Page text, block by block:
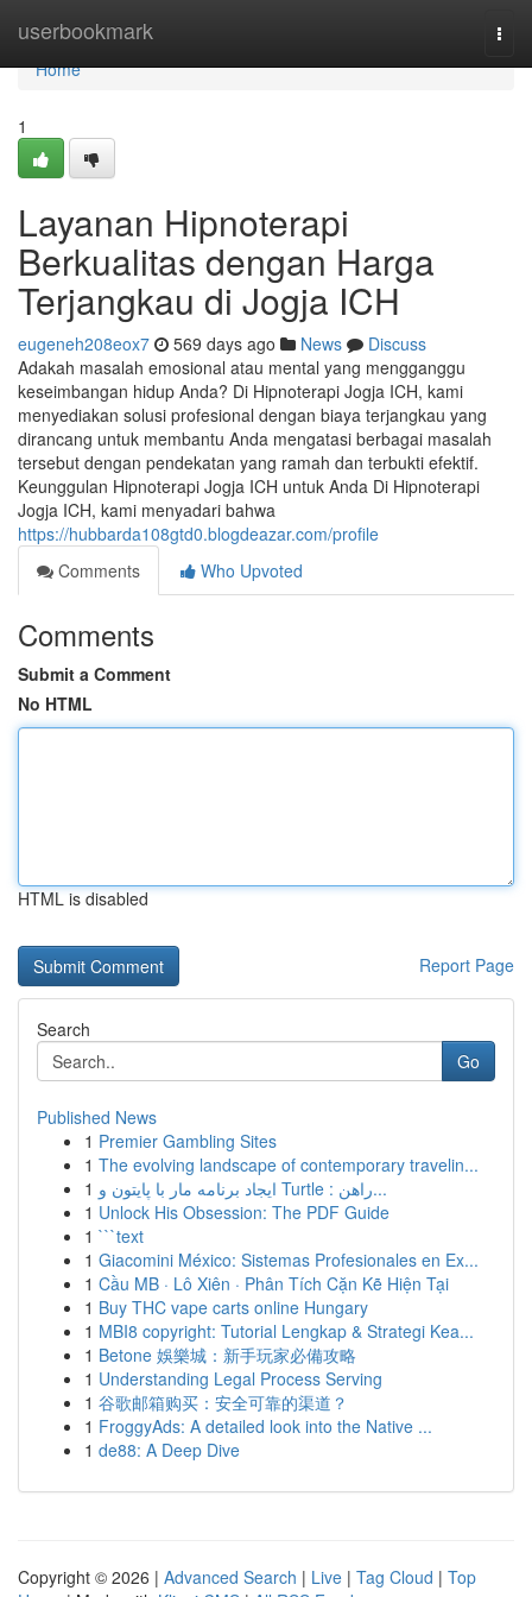
userbookmark
Home
Home
1
Layanan Hipnoterapi
Berkualitas dengan Harga
Terjangkau di Jogja ICH
eugeneh208eox7 569 days ago News
Discuss
Adakah masalah emosional atau mental yang mengganggu
keseimbangan hidup Anda? Di Hipnoterapi Jogja ICH, kami
menyediakan solusi profesional dengan biaya terjangkau yang
dirancang untuk membantu Anda mengatasi berbagai masalah
tersebut dengan pendekatan yang ramah dan terbukti efektif.
Keunggulan Hipnoterapi Jogja ICH untuk Anda Di Hipnoterapi
Jogja ICH, kami menyadari bahwa
https://hubbarda108gtd0.blogdeazar.com/profile
Comments
Who Upvoted
Comments
Submit a Comment
No HTML
HTML is disabled
Report Page
Search
Go
Published News
1 Premier Gambling Sites
1 The evolving landscape of contemporary travelin...
1
ایجاد برنامه مار با پایتون و Turtle : راهن...
1 Unlock His Obsession: The PDF Guide
1 ```text
1 Giacomini México: Sistemas Profesionales en Ex...
1 Cầu MB · Lô Xiên · Phân Tích Cặn Kẽ Hiện Tại
1 Buy THC vape carts online Hungary
1 MBI8 copyright: Tutorial Lengkap & Strategi Kea...
1 Betone 娛樂城：新手玩家必備攻略
1 Understanding Legal Process Serving
1 谷歌邮箱购买：安全可靠的渠道？
1 FroggyAds: A detailed look into the Native ...
1 de88: A Deep Dive
Copyright © 2026 | Advanced Search | Live | Tag Cloud | Top